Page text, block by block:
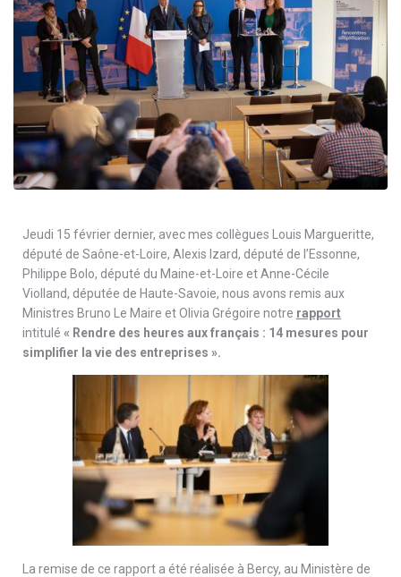
Jeudi 15 février dernier, avec mes collègues Louis Margueritte,
député de Saône-et-Loire, Alexis Izard, député de l’Essonne,
Philippe Bolo, député du Maine-et-Loire et Anne-Cécile
Violland, députée de Haute-Savoie, nous avons remis aux
Ministres Bruno Le Maire et Olivia Grégoire notre rapport
intitulé « Rendre des heures aux français : 14 mesures pour
simplifier la vie des entreprises ».
La remise de ce rapport a été réalisée à Bercy, au Ministère de